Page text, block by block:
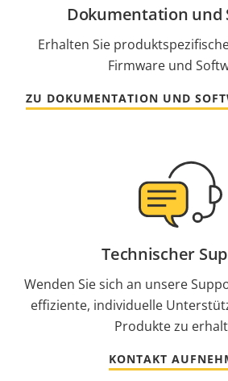
Dokumentation und
Erhalten Sie
Firmware und
ZU DOKUMENTATION UND
Technischer
Wenden Sie sich an unsere
effiziente, individuelle
Produkte zu
KONTAKT